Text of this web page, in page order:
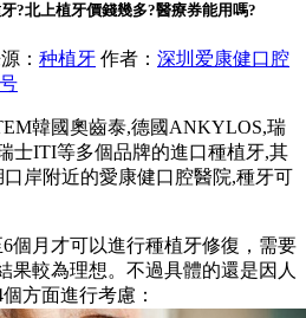
?北上植牙價錢幾多?醫療券能用嗎?
： 种植牙 作者： 深圳爱康健口腔
韓國奧齒泰,德國ANKYLOS,瑞
士ITI等多個品牌的進口種植牙,其
岸附近的愛康健口腔醫院,種牙可
月才可以進行種植牙修復，需要
果較為理想。不過具體的還是因人
方面進行考慮：